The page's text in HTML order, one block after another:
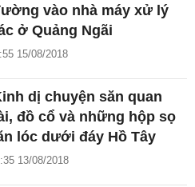
vào nhà máy xử lý
ở Quảng Ngãi
15/08/2018
dị chuyện săn quan
đồ cổ và những hộp sọ
lóc dưới đáy Hồ Tây
13/08/2018